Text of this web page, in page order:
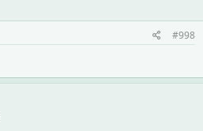
#998